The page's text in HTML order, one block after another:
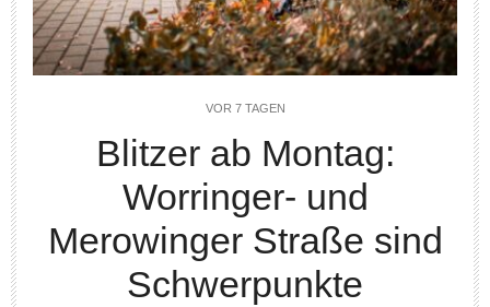
VOR 7 TAGEN
Blitzer ab Montag:
Worringer- und
Merowinger Straße sind
Schwerpunkte